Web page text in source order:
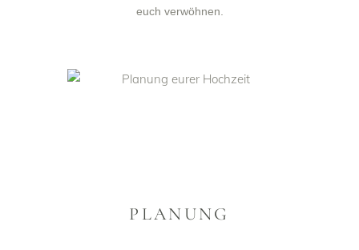
euch verwöhnen.
PLANUNG